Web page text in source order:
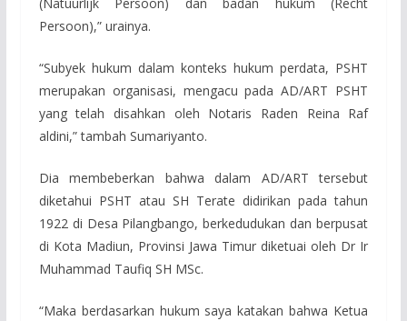
Persoon),” urainya.
“Subyek hukum dalam konteks hukum perdata, PSHT
merupakan organisasi, mengacu pada AD/ART PSHT
yang telah disahkan oleh Notaris Raden Reina Raf
aldini,” tambah Sumariyanto.
Dia membeberkan bahwa dalam AD/ART tersebut
diketahui PSHT atau SH Terate didirikan pada tahun
1922 di Desa Pilangbango, berkedudukan dan berpusat
di Kota Madiun, Provinsi Jawa Timur diketuai oleh Dr Ir
Muhammad Taufiq SH MSc.
“Maka berdasarkan hukum saya katakan bahwa Ketua